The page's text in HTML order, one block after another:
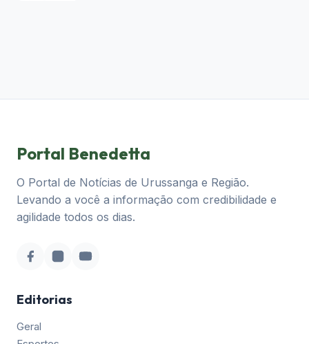
Portal Benedetta
O Portal de Notícias de Urussanga e Região.
Levando a você a informação com credibilidade e
agilidade todos os dias.
Editorias
Geral